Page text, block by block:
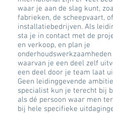
waar je aan de slag kunt,
fabrieken, de scheepvaart, of
installatiebedrijven. Als
sta je in contact met de
en verkoop, en plan je
onderhoudswerkzaamheden
waarvan je een deel zelf
een deel door je team laat
Geen leidinggevende
specialist kun je terecht bij
als dé persoon waar men
bij hele specifieke